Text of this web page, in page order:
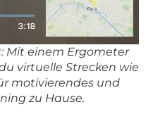
Mit einem Ergometer
virtuelle Strecken wie
motivierendes und
zu Hause.